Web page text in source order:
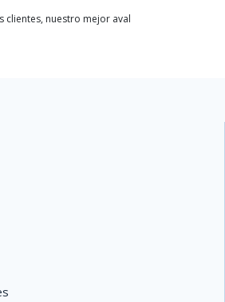
clientes, nuestro mejor aval